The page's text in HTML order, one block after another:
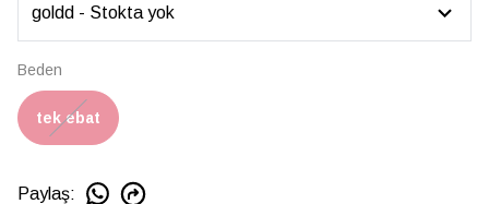
Beden
tek ebat
Paylaş: